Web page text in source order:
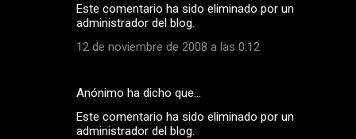
Este comentario ha sido eliminado por un
administrador del blog.
12 de noviembre de 2008 a las 0:12
Anónimo ha dicho que…
Este comentario ha sido eliminado por un
administrador del blog.